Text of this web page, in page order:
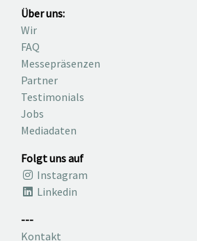
Über uns:
Wir
FAQ
Messepräsenzen
Partner
Testimonials
Jobs
Mediadaten
Folgt uns auf
Instagram
Linkedin
---
Kontakt